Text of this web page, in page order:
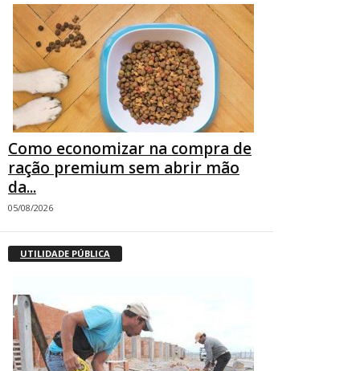
Como economizar na compra de
ração premium sem abrir mão
da...
05/08/2026
UTILIDADE PÚBLICA